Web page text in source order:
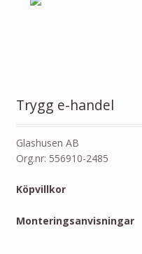
Trygg e-handel
Glashusen AB
Org.nr: 556910-2485
Köpvillkor
Monteringsanvisningar